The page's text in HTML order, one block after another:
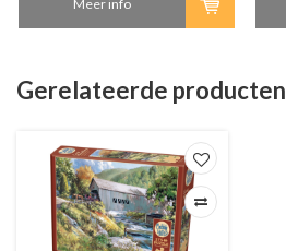
Meer info
Gerelateerde producten